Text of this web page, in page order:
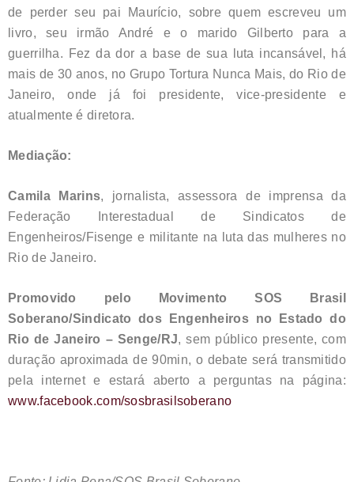
de perder seu pai Maurício, sobre quem escreveu um
livro, seu irmão André e o marido Gilberto para a
guerrilha. Fez da dor a base de sua luta incansável, há
mais de 30 anos, no Grupo Tortura Nunca Mais, do Rio de
Janeiro, onde já foi presidente, vice-presidente e
atualmente é diretora.
Mediação:
Camila Marins, jornalista, assessora de imprensa da
Federação Interestadual de Sindicatos de
Engenheiros/Fisenge e militante na luta das mulheres no
Rio de Janeiro.
Promovido pelo Movimento SOS Brasil
Soberano/Sindicato dos Engenheiros no Estado do
Rio de Janeiro – Senge/RJ, sem público presente, com
duração aproximada de 90min, o debate será transmitido
pela internet e estará aberto a perguntas na página:
www.facebook.com/sosbrasilsoberano